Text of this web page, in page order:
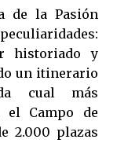
de la Pasión
historiado y
un itinerario
cual más
el Campo de
2.000 plazas